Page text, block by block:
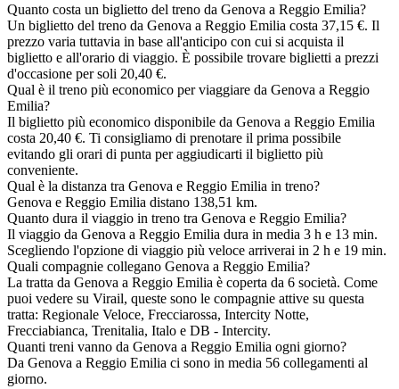
Quanto costa un biglietto del treno da Genova a Reggio Emilia?
Un biglietto del treno da Genova a Reggio Emilia costa 37,15 €. Il
prezzo varia tuttavia in base all'anticipo con cui si acquista il
biglietto e all'orario di viaggio. È possibile trovare biglietti a prezzi
d'occasione per soli 20,40 €.
Qual è il treno più economico per viaggiare da Genova a Reggio
Emilia?
Il biglietto più economico disponibile da Genova a Reggio Emilia
costa 20,40 €. Ti consigliamo di prenotare il prima possibile
evitando gli orari di punta per aggiudicarti il biglietto più
conveniente.
Qual è la distanza tra Genova e Reggio Emilia in treno?
Genova e Reggio Emilia distano 138,51 km.
Quanto dura il viaggio in treno tra Genova e Reggio Emilia?
Il viaggio da Genova a Reggio Emilia dura in media 3 h e 13 min.
Scegliendo l'opzione di viaggio più veloce arriverai in 2 h e 19 min.
Quali compagnie collegano Genova a Reggio Emilia?
La tratta da Genova a Reggio Emilia è coperta da 6 società. Come
puoi vedere su Virail, queste sono le compagnie attive su questa
tratta: Regionale Veloce, Frecciarossa, Intercity Notte,
Frecciabianca, Trenitalia, Italo e DB - Intercity.
Quanti treni vanno da Genova a Reggio Emilia ogni giorno?
Da Genova a Reggio Emilia ci sono in media 56 collegamenti al
giorno.